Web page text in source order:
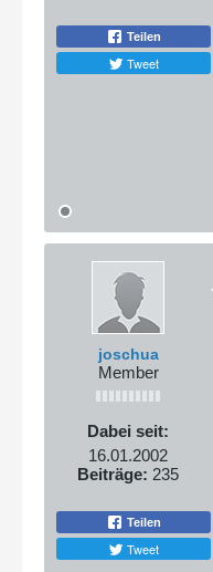
Teilen
Tweet
joschua
Member
Dabei seit:
16.01.2002
Beiträge: 235
Teilen
Tweet